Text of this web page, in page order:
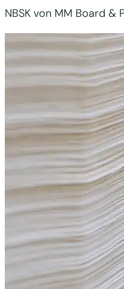
NBSK von MM Board